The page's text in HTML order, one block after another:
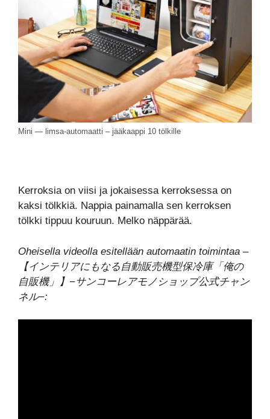
Mini — limsa-automaatti – jääkaappi 10 tölkille
Kerroksia on viisi ja jokaisessa kerroksessa on
kaksi tölkkiä. Nappia painamalla sen kerroksen
tölkki tippuu kouruun. Melko näppärää.
Oheisella videolla esitellään automaatin toimintaa –
【インテリアにもなる自動販売機型保冷庫「俺の
自販機」】−サンコーレアモノショップ公式チャン
ネル−: